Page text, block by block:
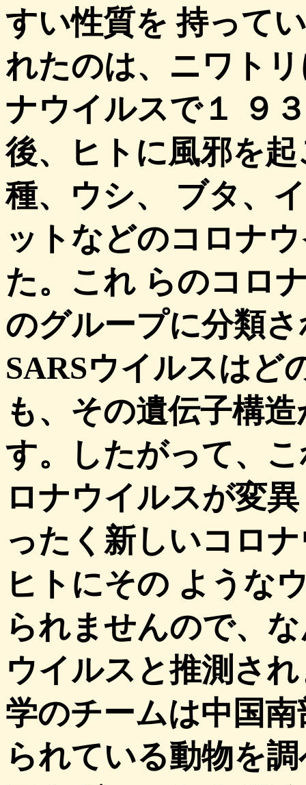
すい性質を 持って
れたのは、ニワト
ナウイルスで１ ９
後、ヒトに風邪を
種、ウシ、 ブタ、
ットなどのコロナ
た。これ らのコロ
のグループに分類
SARSウイルスはど
も、その遺伝子構
す。したがって、
ロナウイルスが変
ったく新しいコロ
ヒトにその ような
られませんので、
ウイルスと推測さ
学のチームは中国
られている動物を